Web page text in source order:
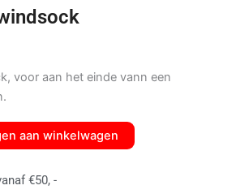
voor aan het einde vann een
aan winkelwagen
€50, -